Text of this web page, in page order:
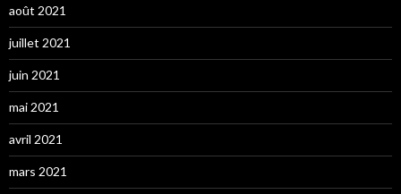
août 2021
juillet 2021
juin 2021
mai 2021
avril 2021
mars 2021